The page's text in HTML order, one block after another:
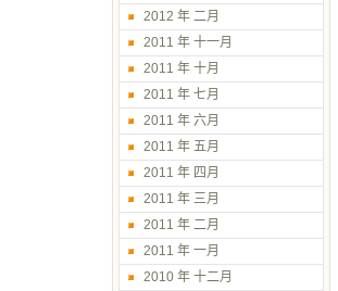
2012 年 二月
2011 年 十一月
2011 年 十月
2011 年 七月
2011 年 六月
2011 年 五月
2011 年 四月
2011 年 三月
2011 年 二月
2011 年 一月
2010 年 十二月